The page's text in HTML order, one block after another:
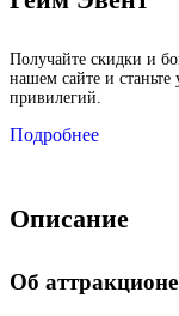
Получайте скидки и
нашем сайте и
привилегий.
Подробнее
Описание
Об